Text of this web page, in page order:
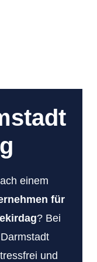
einem
für
? Bei
und